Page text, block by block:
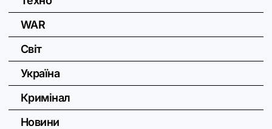
WAR
Світ
Україна
Кримінал
Новини